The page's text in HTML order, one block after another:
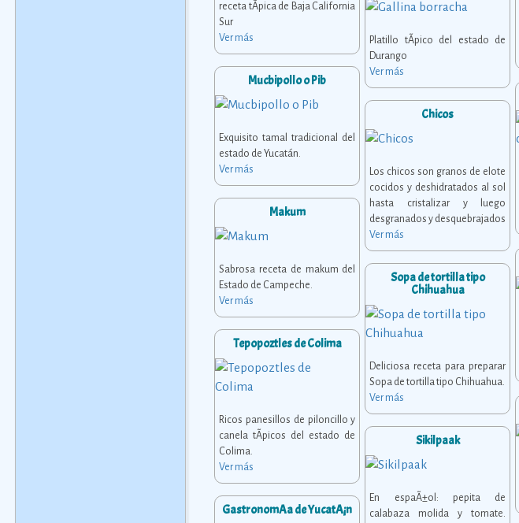
receta tÃ­pica de Baja California
Sur
Ver más
Platillo tÃ­pico del estado de
Durango
Ver más
Mucbipollo o Pib
Exquisito tamal tradicional del
estado de Yucatán.
Ver más
Chicos
Los chicos son granos de elote
cocidos y deshidratados al sol
hasta cristalizar y luego
desgranados y desquebrajados
Ver más
Makum
Sabrosa receta de makum del
Estado de Campeche.
Ver más
Sopa de tortilla tipo
Chihuahua
Deliciosa receta para preparar
Sopa de tortilla tipo Chihuahua.
Ver más
Tepopoztles de Colima
Ricos panesillos de piloncillo y
canela tÃ­picos del estado de
Colima.
Ver más
Sikilpaak
En espaÃ±ol: pepita de
calabaza molida y tomate.
GastronomÃ­a de YucatÃ¡n